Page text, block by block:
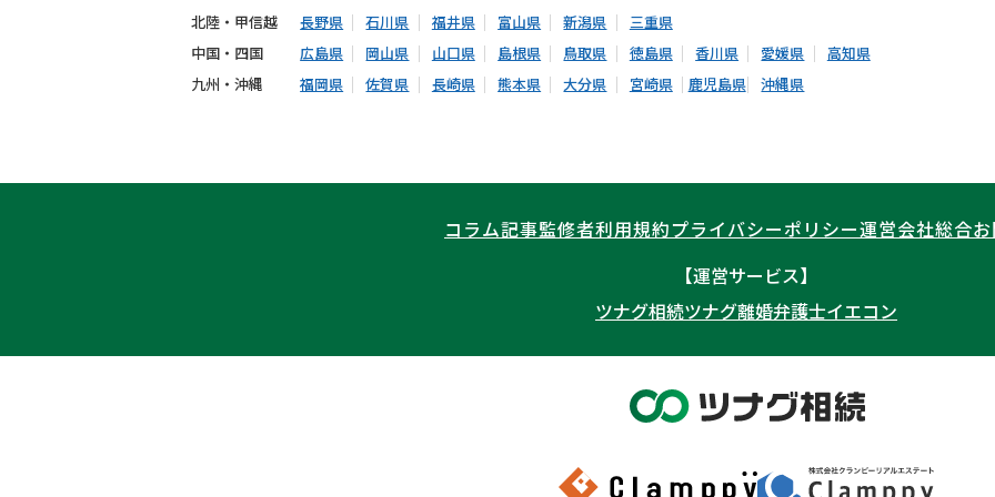
北陸・甲信越
長野県 石川県 福井県 富山県 新潟県
三重県
中国・四国
広島県 岡山県 山口県 島根県 鳥取県 徳島県 香川県 愛媛県
高知県
九州・沖縄
福岡県 佐賀県 長崎県 熊本県 大分県 宮崎県 鹿児島県 沖縄県
コラム記事監修者利用規約プライバシーポリシー運営会社総合
【運営サービス】
ツナグ相続ツナグ離婚弁護士イエコン